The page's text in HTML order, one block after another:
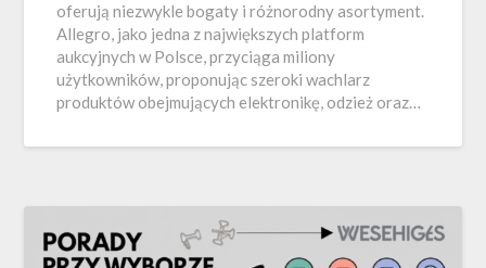
oferują niezwykle bogaty i różnorodny asortyment.
Allegro, jako jedna z największych platform
aukcyjnych w Polsce, przyciąga miliony
użytkowników, proponując szeroki wachlarz
produktów obejmujących elektronikę, odzież oraz…